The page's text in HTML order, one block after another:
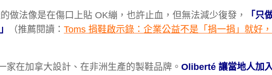
做法像是在傷口上貼 OK繃，也許止血，但無法減少復發，
「只
（推薦閱讀： Toms 捐鞋啟示錄：企業公益不是「捐一捐」就好
家在加拿大設計、在非洲生產的製鞋品牌。 Oliberté 讓當地人加